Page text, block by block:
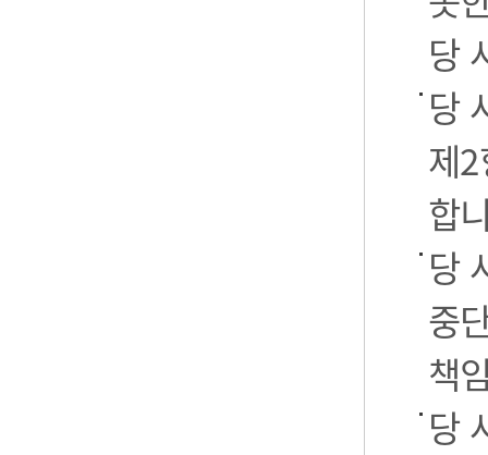
당
당
제
합
당
중
책
당